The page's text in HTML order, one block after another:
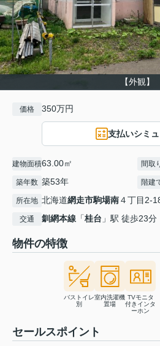
【外観】
価格 350万円
支払いシミ
建物面積63.00㎡ 間取
築年数 築53年 階建
所在地 北海道網走市駒場南４丁目2-
交通 釧網本線 「桂台 」駅 徒歩23分
物件の特徴
バストイレ
別
室内洗濯機
置場
TVモニタ
付きインタ
ーホン
セールスポイント